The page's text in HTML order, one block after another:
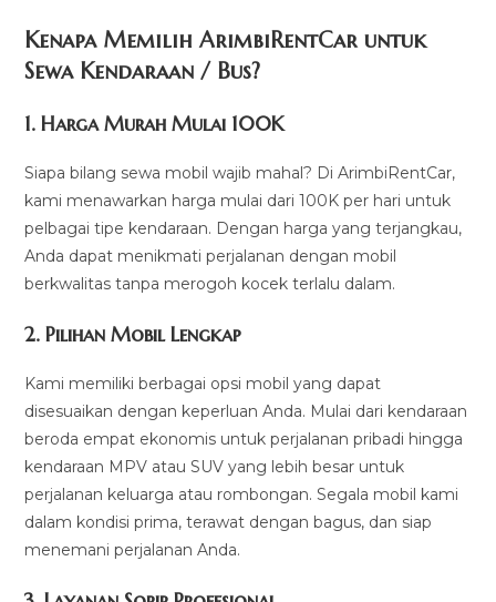
Kenapa Memilih ArimbiRentCar untuk
Sewa Kendaraan / Bus?
1.Harga Murah Mulai 100K
Siapa bilang sewa mobil wajib mahal? Di ArimbiRentCar,
kami menawarkan harga mulai dari 100K per hari untuk
pelbagai tipe kendaraan. Dengan harga yang terjangkau,
Anda dapat menikmati perjalanan dengan mobil
berkwalitas tanpa merogoh kocek terlalu dalam.
2. Pilihan Mobil Lengkap
Kami memiliki berbagai opsi mobil yang dapat
disesuaikan dengan keperluan Anda. Mulai dari kendaraan
beroda empat ekonomis untuk perjalanan pribadi hingga
kendaraan MPV atau SUV yang lebih besar untuk
perjalanan keluarga atau rombongan. Segala mobil kami
dalam kondisi prima, terawat dengan bagus, dan siap
menemani perjalanan Anda.